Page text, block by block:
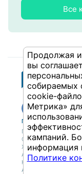
Все
Публикации
Публикации
Обсуждения
Журнал
Антологии
Колонки
Авторы
Продолжая
вы
собираемых
cookie-
Метрика»
кампаний.
информация
Политике